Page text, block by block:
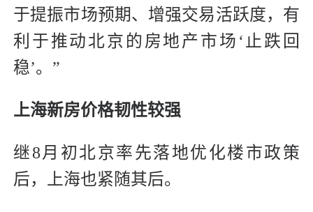
于提振市场预期、增强交易活跃度，有
利于推动北京的房地产市场‘止跌回
稳’。”
上海新房价格韧性较强
继8月初北京率先落地优化楼市政策
后，上海也紧随其后。